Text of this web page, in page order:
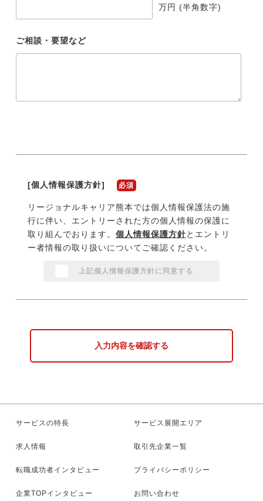
万円 (半角数字)
ご相談・要望など
[個人情報保護方針] 必須
リージョナルキャリア熊本では個人情報保護法の施
行に伴い、エントリーされた方の個人情報の保護に
取り組んでおります。 個人情報保護方針とエントリ
ー者情報の取り扱いについてご確認ください。
上記個人情報保護方針に同意する
入力内容を確認する
サービスの特長
求人情報
転職成功者インタビュー
企業TOPインタビュー
サービス展開エリア
取引先企業一覧
プライバシーポリシー
お問い合わせ